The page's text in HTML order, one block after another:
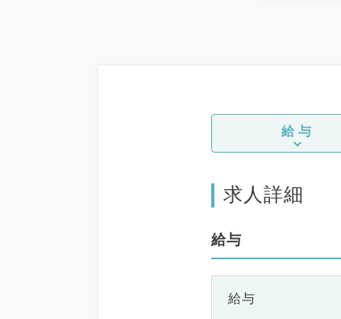
給与
求人詳細
給与
給与